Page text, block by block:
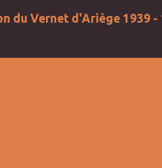
du Vernet d'Ariège 1939 -